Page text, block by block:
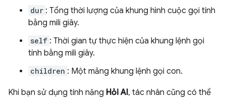
dur : Tổng thời lượng của khung hình cuộc gọi tính
bằng mili giây.
self : Thời gian tự thực hiện của khung lệnh gọi
tính bằng mili giây.
children : Một mảng khung lệnh gọi con.
Khi bạn sử dụng tính năng Hỏi AI, tác nhân cũng có thể